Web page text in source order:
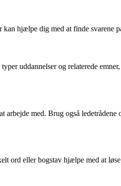
hjælpe dig med at finde svarene
uddannelser og relaterede
arbejde med. Brug også
ord eller bogstav hjælpe med at